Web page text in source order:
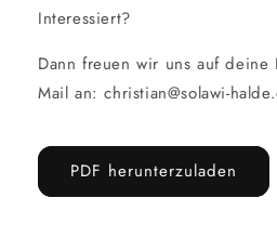
Interessiert?
Dann freuen wir uns auf deine
Mail an: christian@solawi-
PDF herunterzuladen